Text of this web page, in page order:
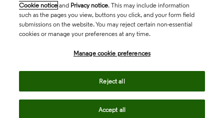
Cookie notice and Privacy notice. This may include information
such as the pages you view, buttons you click, and your form field
submissions on the website. You may reject certain non-essential
cookies or manage your preferences at any time.
Manage cookie preferences
Reject all
Accept all